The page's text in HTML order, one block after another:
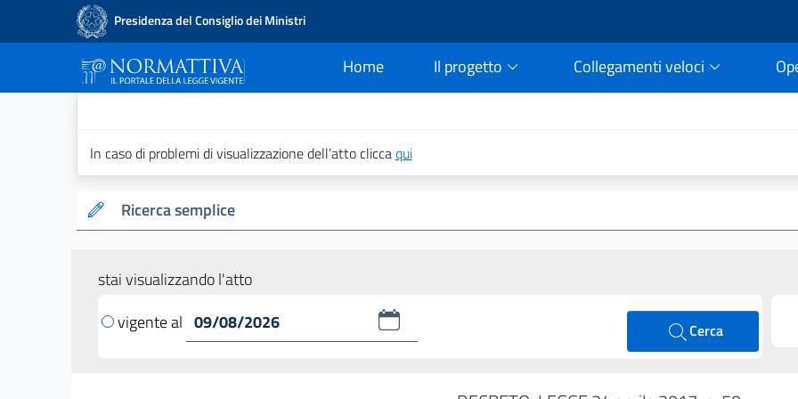
Presidenza del Consiglio dei Ministri
Home
current Il progetto Collegamenti veloci
In caso di problemi di visualizzazione dell’atto cliccaqui
Ricerca semplice
stai visualizzando l'atto
vigente al
Cerca